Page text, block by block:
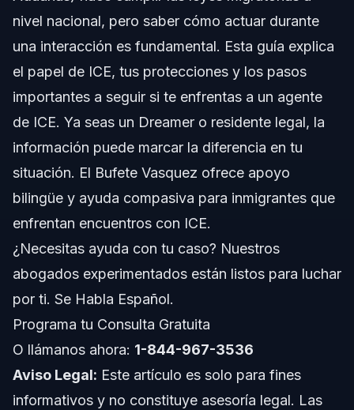
Definiciones y Términos Legales
Cómo Actuar: Guía Paso a Paso
Lista de Documentos y Evidencias
Cronología: Qué Esperar Tras un Encuentro con
ICE
Costos y Tarifas: Factores que Impactan el Precio
Errores Comunes a Evitar Cuando Te Encuentras
con ICE
Notas para Residentes de Carolina del Norte y
Florida
Notas sobre Carolina del Norte
nivel nacional, pero saber cómo actuar durante
una interacción es fundamental. Esta guía explica
el papel de ICE, tus protecciones y los pasos
importantes a seguir si te enfrentas a un agente
de ICE. Ya seas un Dreamer o residente legal, la
información puede marcar la diferencia en tu
situación. El Bufete Vasquez ofrece apoyo
bilingüe y ayuda compasiva para inmigrantes que
enfrentan encuentros con ICE.
¿Necesitas ayuda con tu caso? Nuestros
abogados experimentados están listos para luchar
por ti. Se Habla Español.
Programa tu Consulta Gratuita
O llámanos ahora: 1-844-967-3536
Aviso Legal: Este artículo es solo para fines
informativos y no constituye asesoría legal. Las